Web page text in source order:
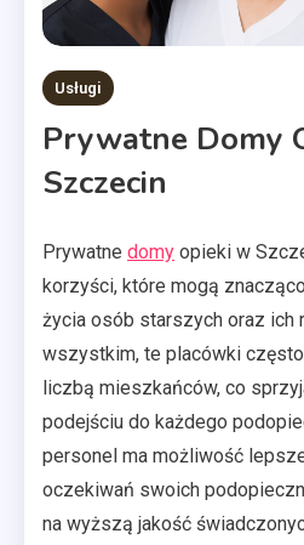
Usługi
Prywatne Domy
Szczecin
Prywatne domy opieki w
korzyści, które mogą
życia osób starszych oraz ich
wszystkim, te placówki
liczbą mieszkańców, co
podejściu do każdego
personel ma możliwość
oczekiwań swoich
na wyższą jakość